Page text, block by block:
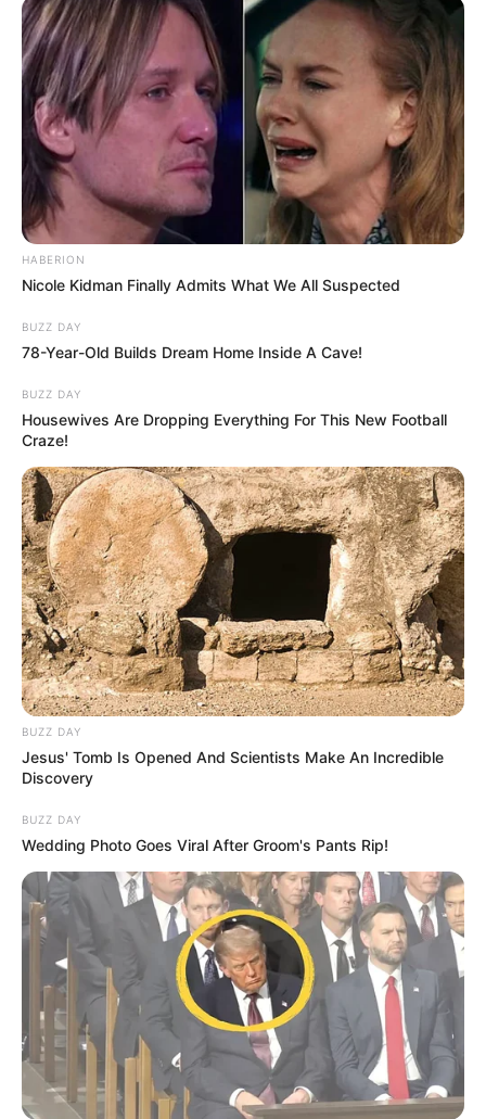
HABERION
Nicole Kidman Finally Admits What We All Suspected
BUZZ DAY
78-Year-Old Builds Dream Home Inside A Cave!
BUZZ DAY
Housewives Are Dropping Everything For This New Football
Craze!
BUZZ DAY
Jesus' Tomb Is Opened And Scientists Make An Incredible
Discovery
BUZZ DAY
Wedding Photo Goes Viral After Groom's Pants Rip!